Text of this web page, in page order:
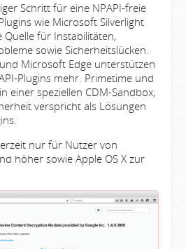
Schritt für eine NPAPI-freie
wie Microsoft Silverlight
Quelle für Instabilitäten,
sowie Sicherheitslücken.
Microsoft Edge unterstützen
Plugins mehr. Primetime und
einer speziellen CDM-Sandbox,
verspricht als Lösungen
nur für Nutzer von
höher sowie Apple OS X zur